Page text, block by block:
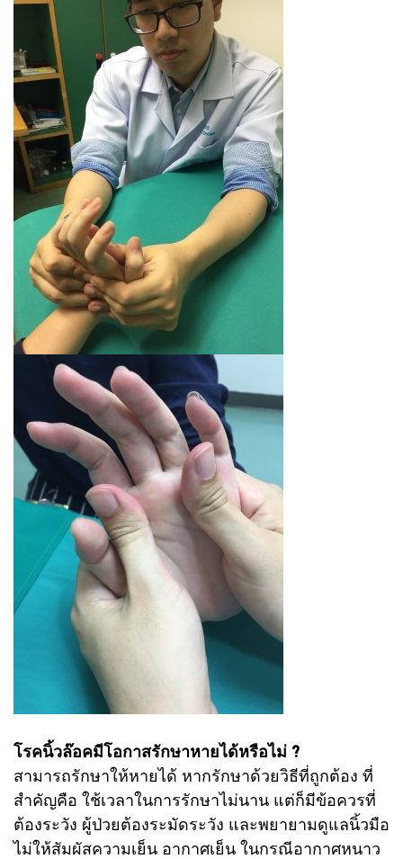
โรคนิ้วล๊อคมีโอกาสรักษาหายได้หรือไม่ ?
สามารถรักษาให้หายได้ หากรักษาด้วยวิธีที่ถูกต้อง ที่
สำคัญคือ ใช้เวลาในการรักษาไม่นาน แต่ก็มีข้อควรที่
ต้องระวัง ผู้ป่วยต้องระมัดระวัง และพยายามดูแลนิ้วมือ
ไม่ให้สัมผัสความเย็น อากาศเย็น ในกรณีอากาศหนาว